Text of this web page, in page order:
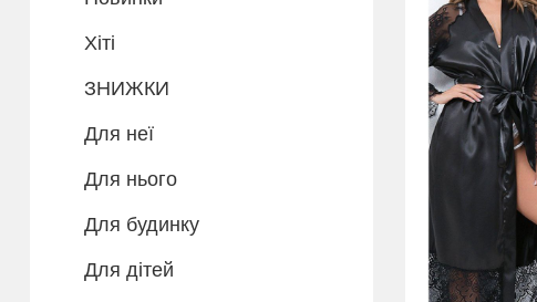
Хіті
ЗНИЖКИ
Для неї
Для нього
Для будинку
Для дітей